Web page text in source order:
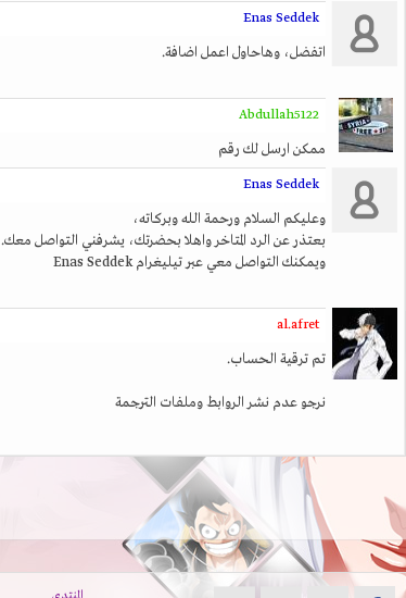
Enas Seddek
اتفضل، وهاحاول اعمل اضافة.
Abdullah5122
ممكن ارسل لك رقم
Enas Seddek
وعليكم السلام ورحمة الله وبركاته،
بعتذر عن الرد المتاخر واهلا بحضرتك، يشرفني التواصل معك.
ويمكنك التواصل معي عبر تيليغرام Enas Seddek
al.afret
تم ترقية الحساب.
نرجو عدم نشر الروابط وملفات الترجمة